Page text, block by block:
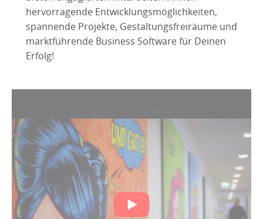
hervorragende Entwicklungsmöglichkeiten,
spannende Projekte, Gestaltungsfreiräume und
marktführende Business Software für Deinen
Erfolg!